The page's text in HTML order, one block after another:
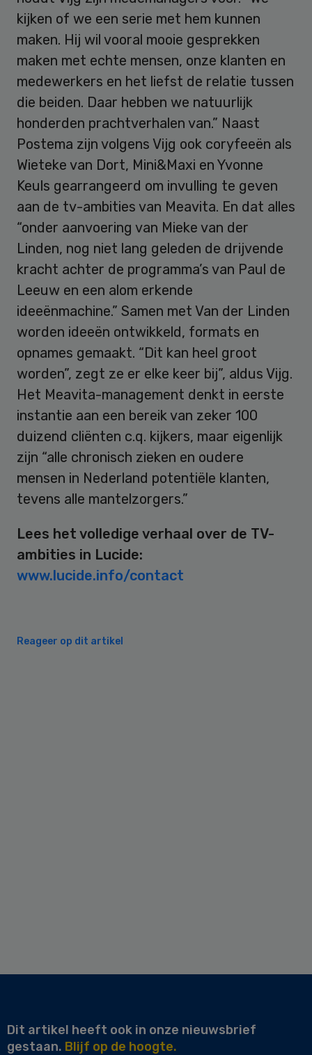
kijken of we een serie met hem kunnen
maken. Hij wil vooral mooie gesprekken
maken met echte mensen, onze klanten en
medewerkers en het liefst de relatie tussen
die beiden. Daar hebben we natuurlijk
honderden prachtverhalen van.” Naast
Postema zijn volgens Vijg ook coryfeeën als
Wieteke van Dort, Mini&Maxi en Yvonne
Keuls gearrangeerd om invulling te geven
aan de tv-ambities van Meavita. En dat alles
“onder aanvoering van Mieke van der
Linden, nog niet lang geleden de drijvende
kracht achter de programma’s van Paul de
Leeuw en een alom erkende
ideeënmachine.” Samen met Van der Linden
worden ideeën ontwikkeld, formats en
opnames gemaakt. “Dit kan heel groot
worden”, zegt ze er elke keer bij”, aldus Vijg.
Het Meavita-management denkt in eerste
instantie aan een bereik van zeker 100
duizend cliënten c.q. kijkers, maar eigenlijk
zijn “alle chronisch zieken en oudere
mensen in Nederland potentiële klanten,
tevens alle mantelzorgers.”
Lees het volledige verhaal over de TV-
ambities in Lucide:
www.lucide.info/contact
Reageer op dit artikel
Dit artikel heeft ook in onze nieuwsbrief
gestaan. Blijf op de hoogte.